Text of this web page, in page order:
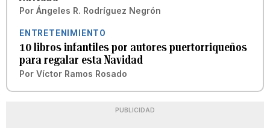
Por Ángeles R. Rodríguez Negrón
ENTRETENIMIENTO
10 libros infantiles por autores puertorriqueños
para regalar esta Navidad
Por Víctor Ramos Rosado
PUBLICIDAD